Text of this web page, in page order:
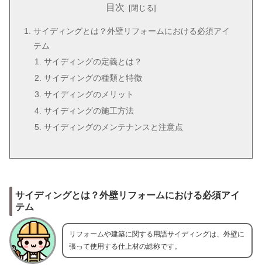
目次
サイディングとは？外壁リフォームにおける必須アイ
テム
サイディングの定義とは？
サイディングの種類と特徴
サイディングのメリット
サイディングの施工方法
サイディングのメンテナンスと注意点
サイディングとは？外壁リフォームにおける必須アイ
テム
リフォームや建築に関する用語サイディングは、外壁に
張って使用する仕上材の総称です。